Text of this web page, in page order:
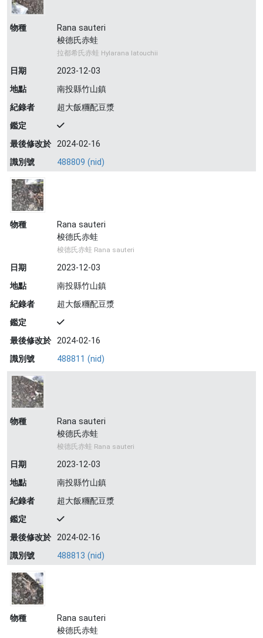
物種
Rana sauteri
梭德氏赤蛙
拉都希氏赤蛙 Hylarana latouchii
日期
2023-12-03
地點
南投縣竹山鎮
紀錄者
超大飯糰配豆漿
鑑定
最後修改於 2024-02-16
識別號
488809 (nid)
物種
Rana sauteri
梭德氏赤蛙
梭德氏赤蛙 Rana sauteri
日期
2023-12-03
地點
南投縣竹山鎮
紀錄者
超大飯糰配豆漿
鑑定
最後修改於 2024-02-16
識別號
488811 (nid)
物種
Rana sauteri
梭德氏赤蛙
梭德氏赤蛙 Rana sauteri
日期
2023-12-03
地點
南投縣竹山鎮
紀錄者
超大飯糰配豆漿
鑑定
最後修改於 2024-02-16
識別號
488813 (nid)
物種
Rana sauteri
梭德氏赤蛙